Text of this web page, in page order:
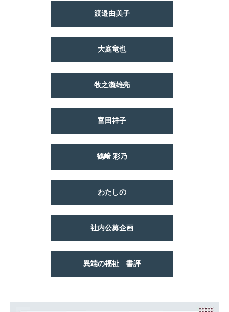
渡邉由美子
大庭竜也
牧之瀬雄亮
富田祥子
鶴﨑 彩乃
わたしの
社内公募企画
異端の福祉 書評